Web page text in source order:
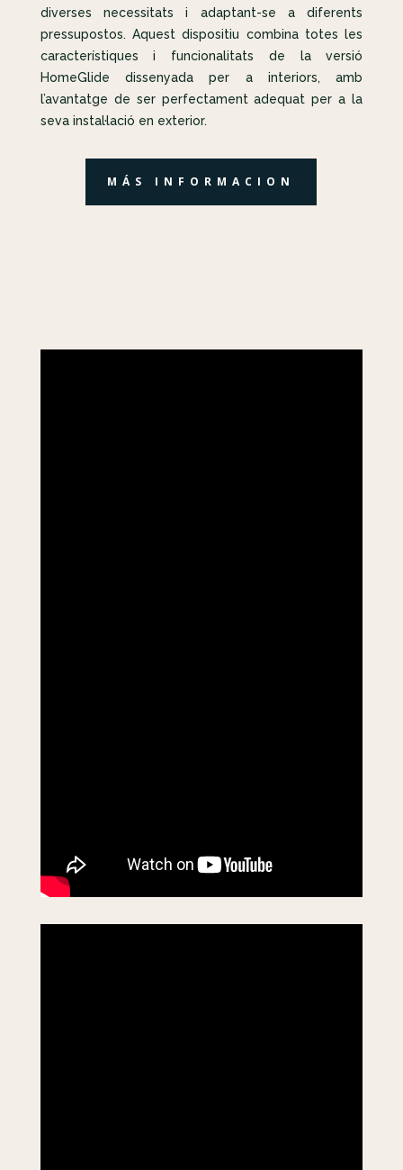
diverses necessitats i adaptant-se a diferents
pressupostos. Aquest dispositiu combina totes les
característiques i funcionalitats de la versió
HomeGlide dissenyada per a interiors, amb
l’avantatge de ser perfectament adequat per a la
seva instal·lació en exterior.
MÁS INFORMACION